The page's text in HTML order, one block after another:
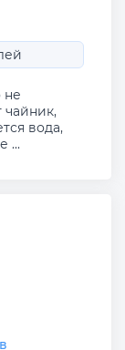
не
вода,
...